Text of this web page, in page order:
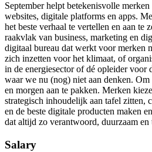
September helpt betekenisvolle
websites, digitale platforms en apps.
het beste verhaal te vertellen en aan te
raakvlak van business, marketing en
digitaal bureau dat werkt voor merken
zich inzetten voor het klimaat, of
in de energiesector of dé opleider voor
waar we nu (nog) niet aan denken.
en morgen aan te pakken. Merken
strategisch inhoudelijk aan tafel zitten,
en de beste digitale producten maken
dat altijd zo verantwoord, duurzaam
Salary